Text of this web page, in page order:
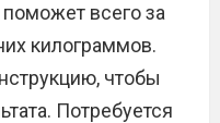
всего за
килограммов.
чтобы
Потребуется